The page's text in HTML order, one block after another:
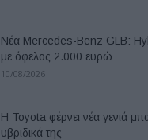
Νέα Mercedes-Benz GLB:
με όφελος 2.000 ευρώ
10/08/2026
Η Toyota φέρνει νέα γενιά
υβριδικά της